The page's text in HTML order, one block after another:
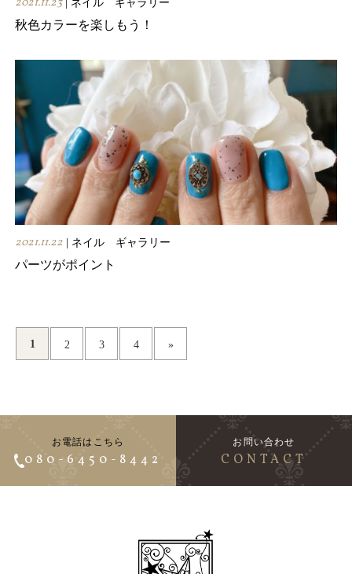
2021.11.23| ネイル ギャラリー
秋色カラーを楽しもう！
2021.11.22 | ネイル ギャラリー
パーツがポイント
1 2 3 4 »
お電話はこちら
080-6450-8442
お問い合わせ
CONTACT